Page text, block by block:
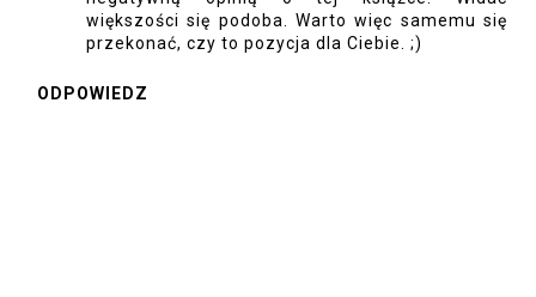
większości się podoba. Warto więc samemu się
przekonać, czy to pozycja dla Ciebie. ;)
ODPOWIEDZ